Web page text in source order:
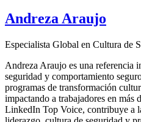
Andreza Araujo
Especialista Global en Cultura de
Andreza Araujo es una referencia
seguridad y comportamiento
programas de transformación
impactando a trabajadores en más
LinkedIn Top Voice, contribuye a